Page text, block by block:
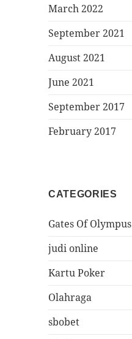
March 2022
September 2021
August 2021
June 2021
September 2017
February 2017
CATEGORIES
Gates Of Olympus
judi online
Kartu Poker
Olahraga
sbobet